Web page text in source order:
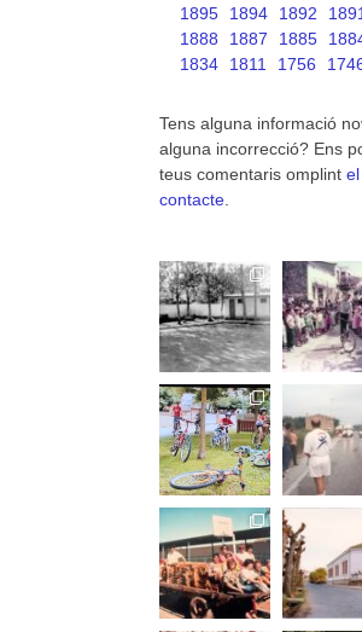
1895
1894 1892 1891
1888
1887 1885
1834
1811 1756
Tens alguna informació
alguna incorrecció? Ens
teus comentaris omplint
contacte